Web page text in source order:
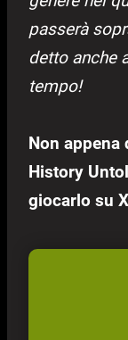
passerà
detto anche
tempo!
Non
History
giocarlo su